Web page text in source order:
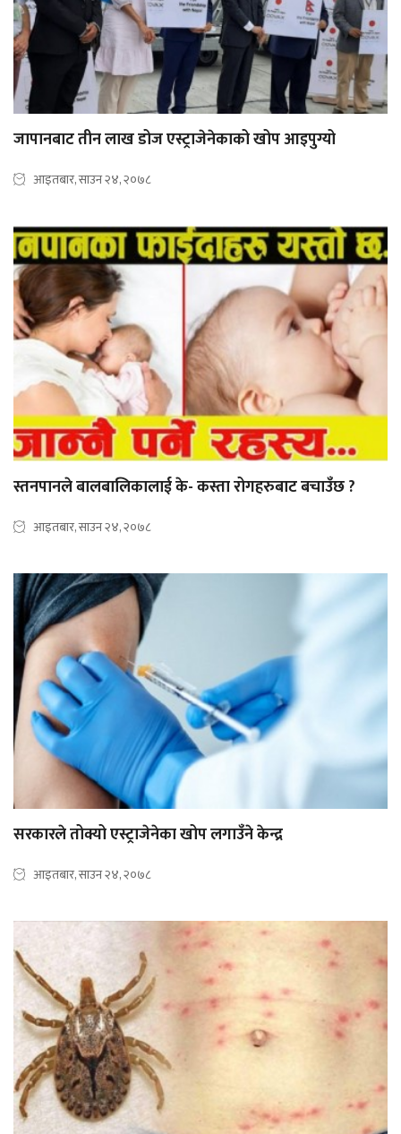
जापानबाट तीन लाख डोज एस्ट्राजेनेकाको खोप आइपुग्यो
आइतबार, साउन २४, २०७८
स्तनपानले बालबालिकालाई के- कस्ता रोगहरुबाट बचाउँछ ?
आइतबार, साउन २४, २०७८
सरकारले तोक्यो एस्ट्राजेनेका खोप लगाउँने केन्द्र
आइतबार, साउन २४, २०७८